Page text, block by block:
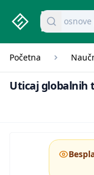
studenti.rs home
Pretraži
Početna
Uticaj globalnih